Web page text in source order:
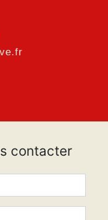
contacter